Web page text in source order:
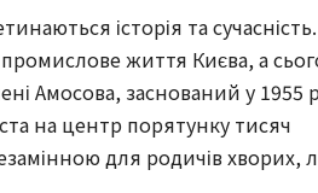
історія та сучасність.
життя Києва, а
Амосова, заснований у 1955
на центр порятунку тисяч
для родичів хворих,